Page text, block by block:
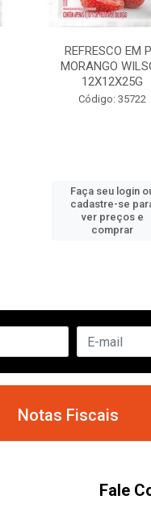
REFRESCO EM
MORANGO
12X12X25G
Código: 35722
Faça seu login
cadastre-se
ver preços e
comprar
Notas Fiscais
Fale